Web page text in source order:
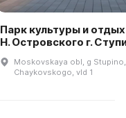
Парк культуры и
Н. Островского г.
Moskovskaya obl, g
Chaykovskogo, vld 1